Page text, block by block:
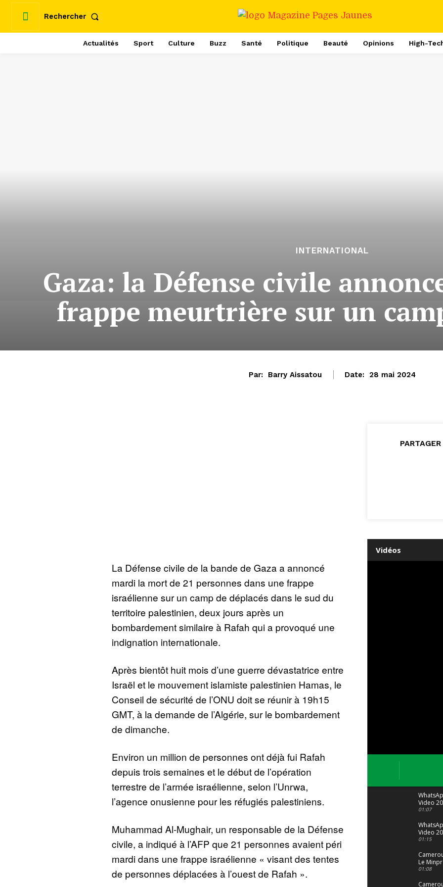
Rechercher
Actualités Sport Culture Buzz Santé Politique Beauté Opinions High-
INTERNATIONAL
Gaza: la Défense civile
frappe meurtrière sur un
Par: Barry Aissatou Date: 28 mai 2024
La Défense civile de la bande de Gaza a annoncé
mardi la mort de 21 personnes dans une frappe
israélienne sur un camp de déplacés dans le sud du
territoire palestinien, deux jours après un
bombardement similaire à Rafah qui a provoqué une
indignation internationale.
Après bientôt huit mois d’une guerre dévastatrice entre
Israël et le mouvement islamiste palestinien Hamas, le
Conseil de sécurité de l’ONU doit se réunir à 19h15
GMT, à la demande de l’Algérie, sur le bombardement
de dimanche.
Environ un million de personnes ont déjà fui Rafah
depuis trois semaines et le début de l’opération
terrestre de l’armée israélienne, selon l’Unrwa,
l’agence onusienne pour les réfugiés palestiniens.
Muhammad Al-Mughair, un responsable de la Défense
civile, a indiqué à l’AFP que 21 personnes avaient péri
mardi dans une frappe israélienne « visant des tentes
de personnes déplacées à l’ouest de Rafah ».
Vidéos
Video
04 at 15
01:07
Video
29 at 12
01:15
Le
alerte
jeunes
01:08